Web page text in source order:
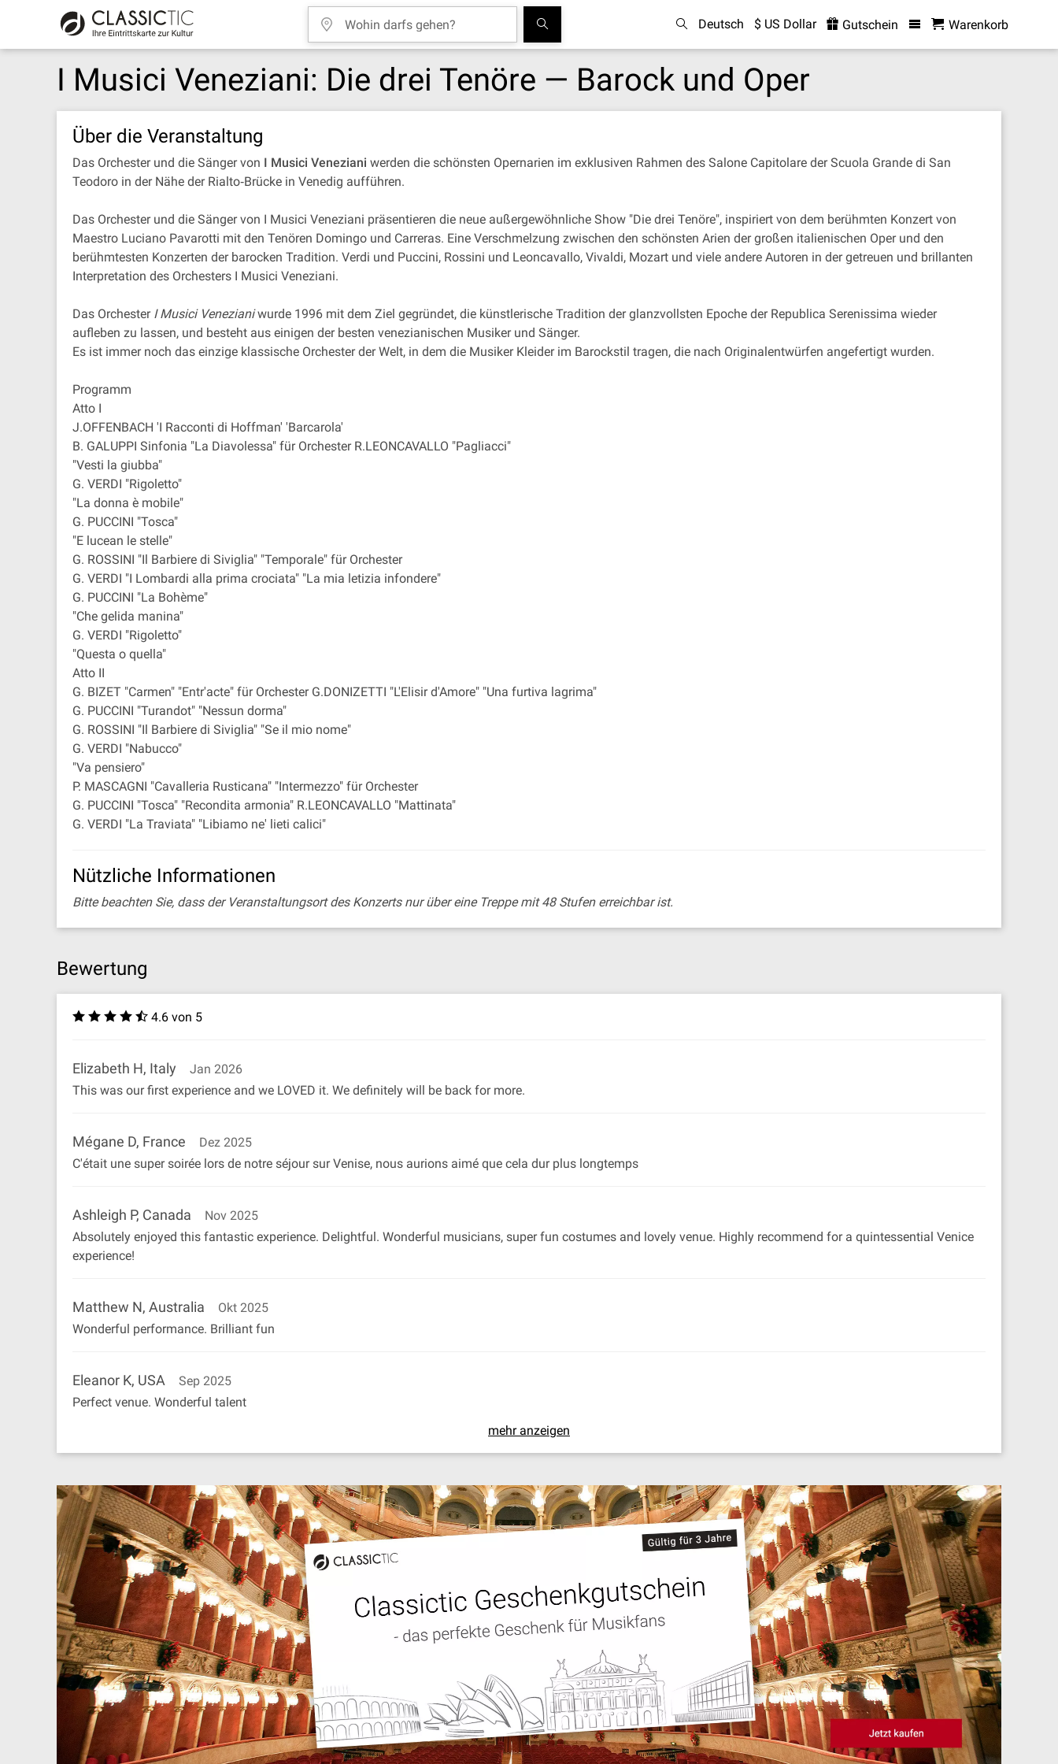
Deutsch $ US Dollar Gutschein Warenkorb
I Musici Veneziani: Die drei Tenöre — Barock und Oper
Über die Veranstaltung
Das Orchester und die Sänger von I Musici Veneziani werden die schönsten Opernarien im exklusiven Rahmen des Salone Capitolare der Scuola Grande di San
Teodoro in der Nähe der Rialto‐Brücke in Venedig aufführen.
Das Orchester und die Sänger von I Musici Veneziani präsentieren die neue außergewöhnliche Show "Die drei Tenöre", inspiriert von dem berühmten Konzert von
Maestro Luciano Pavarotti mit den Tenören Domingo und Carreras. Eine Verschmelzung zwischen den schönsten Arien der großen italienischen Oper und den
berühmtesten Konzerten der barocken Tradition. Verdi und Puccini, Rossini und Leoncavallo, Vivaldi, Mozart und viele andere Autoren in der getreuen und brillanten
Interpretation des Orchesters I Musici Veneziani.
Das Orchester I Musici Venezianiwurde 1996 mit dem Ziel gegründet, die künstlerische Tradition der glanzvollsten Epoche der Republica Serenissima wieder
aufleben zu lassen, und besteht aus einigen der besten venezianischen Musiker und Sänger.
Es ist immer noch das einzige klassische Orchester der Welt, in dem die Musiker Kleider im Barockstil tragen, die nach Originalentwürfen angefertigt wurden.
Programm
Atto I
J.OFFENBACH 'I Racconti di Hoffman' 'Barcarola'
B. GALUPPI Sinfonia "La Diavolessa" für Orchester R.LEONCAVALLO "Pagliacci"
"Vesti la giubba"
G. VERDI "Rigoletto"
"La donna è mobile"
G. PUCCINI "Tosca"
"E lucean le stelle"
G. ROSSINI "Il Barbiere di Siviglia" "Temporale" für Orchester
G. VERDI "I Lombardi alla prima crociata" "La mia letizia infondere"
G. PUCCINI "La Bohème"
"Che gelida manina"
G. VERDI "Rigoletto"
"Questa o quella"
Atto II
G. BIZET "Carmen" "Entr'acte" für Orchester G.DONIZETTI "L'Elisir d'Amore" "Una furtiva lagrima"
G. PUCCINI "Turandot" "Nessun dorma"
G. ROSSINI "Il Barbiere di Siviglia" "Se il mio nome"
G. VERDI "Nabucco"
"Va pensiero"
P. MASCAGNI "Cavalleria Rusticana" "Intermezzo" für Orchester
G. PUCCINI "Tosca" "Recondita armonia" R.LEONCAVALLO "Mattinata"
G. VERDI "La Traviata" "Libiamo ne' lieti calici"
Nützliche Informationen
Bitte beachten Sie, dass der Veranstaltungsort des Konzerts nur über eine Treppe mit 48 Stufen erreichbar ist.
Bewertung
4.6 von 5
Elizabeth H, Italy
Jan 2026
This was our first experience and we LOVED it. We definitely will be back for more.
Mégane D, France
Dez 2025
C'était une super soirée lors de notre séjour sur Venise, nous aurions aimé que cela dur plus longtemps
Ashleigh P, Canada
Nov 2025
Absolutely enjoyed this fantastic experience. Delightful. Wonderful musicians, super fun costumes and lovely venue. Highly recommend for a quintessential Venice
experience!
Matthew N, Australia
Okt 2025
Wonderful performance. Brilliant fun
Eleanor K, USA
Sep 2025
Perfect venue. Wonderful talent
mehr anzeigen